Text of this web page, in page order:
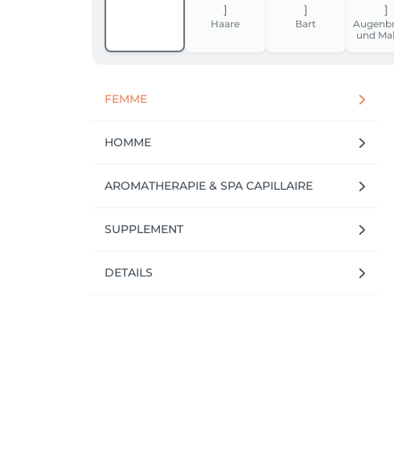
Haare Bart
und
FEMME
HOMME
AROMATHERAPIE & SPA CAPILLAIRE
SUPPLEMENT
DETAILS